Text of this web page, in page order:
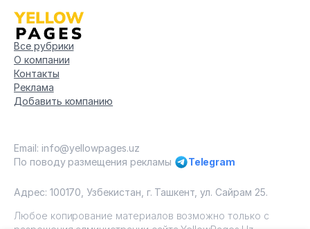
Все рубрики
О компании
Контакты
Реклама
Добавить компанию
Email: info@yellowpages.uz
По поводу размещения рекламы
Telegram
Адрес: 100170, Узбекистан, г. Ташкент, ул. Сайрам 25.
Любое копирование материалов возможно только с